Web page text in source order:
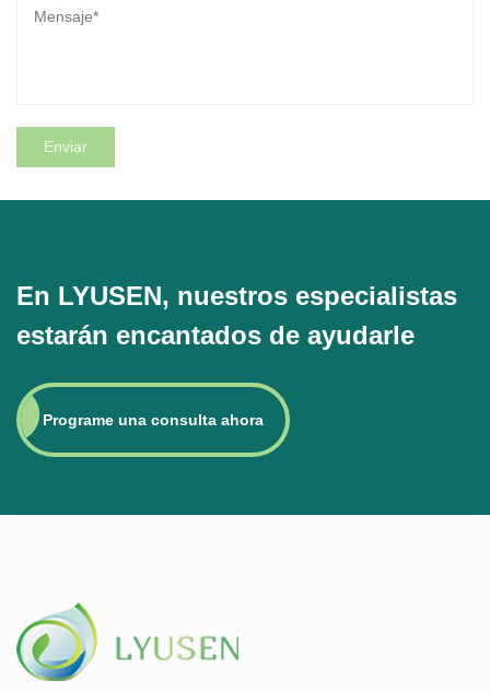
En LYUSEN, nuestros especialistas
estarán encantados de ayudarle
Programe una consulta ahora